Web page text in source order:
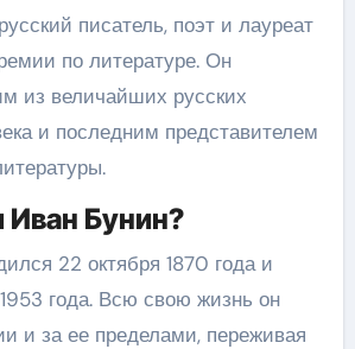
писатель, поэт и лауреат
по литературе. Он
из величайших русских
и последним представителем
Бунин?
22 октября 1870 года и
года. Всю свою жизнь он
и за ее пределами, переживая